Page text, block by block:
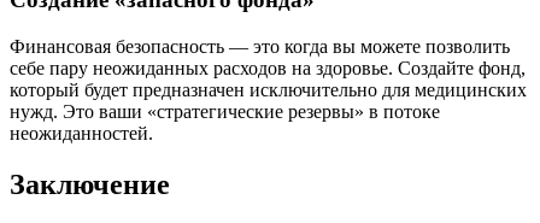
Финансовая безопасность — это когда вы можете позволить
себе пару неожиданных расходов на здоровье. Создайте фонд,
который будет предназначен исключительно для медицинских
нужд. Это ваши «стратегические резервы» в потоке
неожиданностей.
Заключение